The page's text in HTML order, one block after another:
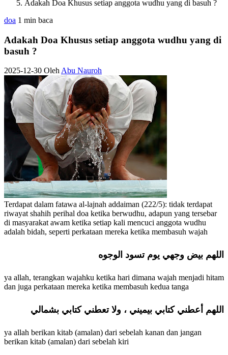
Adakah Doa Khusus setiap anggota wudhu yang di basuh ?
doa 1 min baca
Adakah Doa Khusus setiap anggota wudhu yang di
basuh ?
2025-12-30 OlehAbu Nauroh
Terdapat dalam fatawa al-lajnah addaiman (222/5): tidak terdapat
riwayat shahih perihal doa ketika berwudhu, adapun yang tersebar
di masyarakat awam ketika setiap kali mencuci anggota wudhu
adalah bidah, seperti perkataan mereka ketika membasuh wajah
اللهم بيض وجهي يوم تسود الوجوه
ya allah, terangkan wajahku ketika hari dimana wajah menjadi hitam
dan juga perkataan mereka ketika membasuh kedua tanga
اللهم أعطني كتابي بيميني ، ولا تعطني كتابي بشمالي
ya allah berikan kitab (amalan) dari sebelah kanan dan jangan
berikan kitab (amalan) dari sebelah kiri